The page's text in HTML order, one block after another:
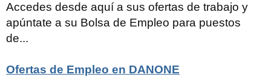
Accedes desde aquí a sus ofertas de trabajo y
apúntate a su Bolsa de Empleo para puestos
de...
Ofertas de Empleo en DANONE